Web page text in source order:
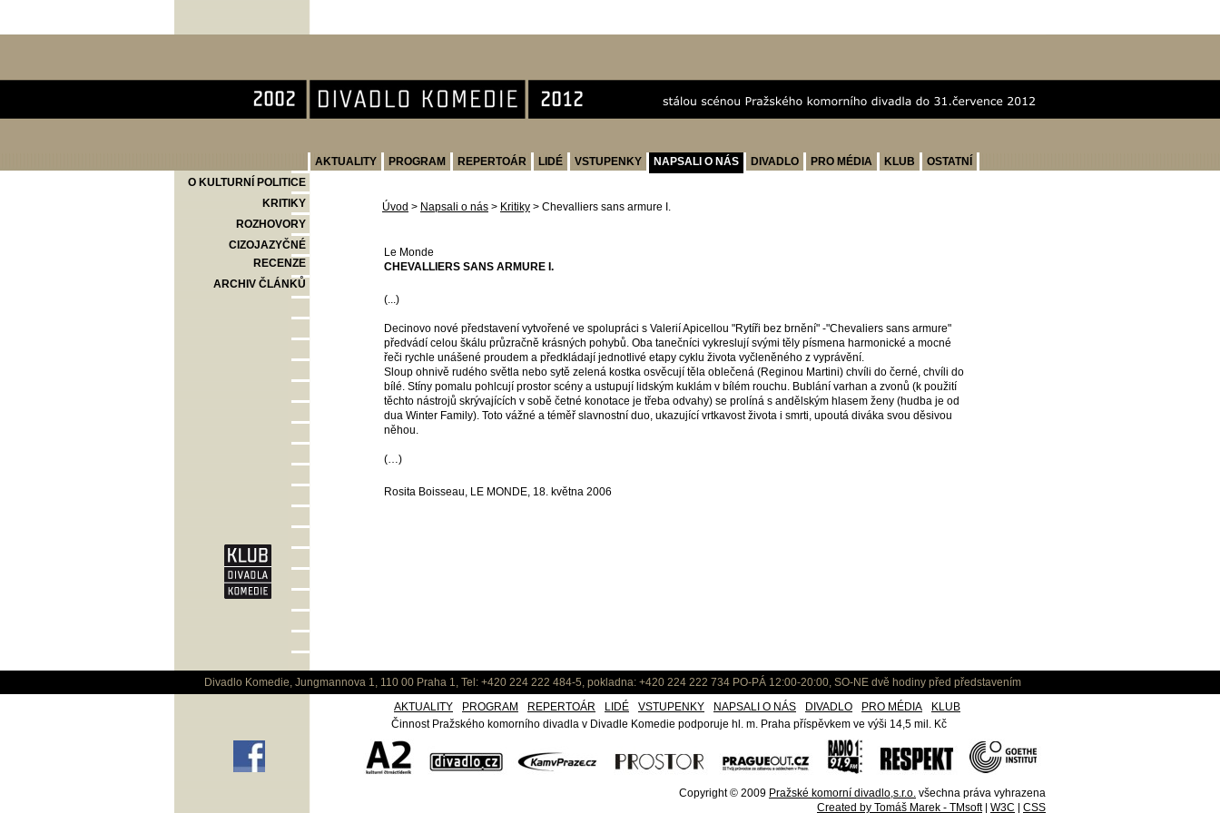
AKTUALITY PROGRAM REPERTOÁR LIDÉ VSTUPENKY NAPSALI O NÁS DIVADLO PRO MÉDIA KLUB
OSTATNÍ
O KULTURNÍ POLITICE
KRITIKY
ROZHOVORY
CIZOJAZYČNÉ
RECENZE
ARCHIV ČLÁNKŮ
Úvod > Napsali o nás > Kritiky > Chevalliers sans armure I.
Le Monde
CHEVALLIERS SANS ARMURE I.
(...)
Decinovo nové představení vytvořené ve spolupráci s Valerií Apicellou "Rytíři bez brnění" -"Chevaliers sans armure"
předvádí celou škálu průzračně krásných pohybů. Oba tanečníci vykreslují svými těly písmena harmonické a mocné
řeči rychle unášené proudem a předkládají jednotlivé etapy cyklu života vyčleněného z vyprávění.
Sloup ohnivě rudého světla nebo sytě zelená kostka osvěcují těla oblečená (Reginou Martini) chvíli do černé, chvíli do
bílé. Stíny pomalu pohlcují prostor scény a ustupují lidským kuklám v bílém rouchu. Bublání varhan a zvonů (k použití
těchto nástrojů skrývajících v sobě četné konotace je třeba odvahy) se prolíná s andělským hlasem ženy (hudba je od
dua Winter Family). Toto vážné a téměř slavnostní duo, ukazující vrtkavost života i smrti, upoutá diváka svou děsivou
něhou.
(…)
Rosita Boisseau, LE MONDE, 18. května 2006
Divadlo Komedie, Jungmannova 1, 110 00 Praha 1, Tel: +420 224 222 484-5, pokladna: +420 224 222 734 PO-PÁ 12:00-20:00, SO-NE dvě hodiny před představením
AKTUALITY
PROGRAM REPERTOÁR LIDÉ VSTUPENKY NAPSALI O NÁS DIVADLO PRO MÉDIA
KLUB
Činnost Pražského komorního divadla v Divadle Komedie podporuje hl. m. Praha příspěvkem ve výši 14,5 mil. Kč
Copyright © 2009 Pražské komorní divadlo,s.r.o. všechna práva vyhrazena
Created by Tomáš Marek - TMsoft| W3C CSS